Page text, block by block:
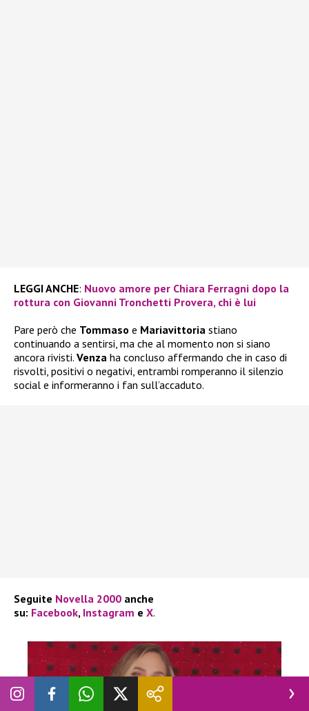
LEGGI ANCHE: Nuovo amore per Chiara Ferragni dopo la
rottura con Giovanni Tronchetti Provera, chi è lui
Pare però che Tommaso e Mariavittoria stiano
continuando a sentirsi, ma che al momento non si siano
ancora rivisti. Venza ha concluso affermando che in caso di
risvolti, positivi o negativi, entrambi romperanno il silenzio
social e informeranno i fan sull’accaduto.
Seguite Novella 2000 anche
su: Facebook, Instagram e X.